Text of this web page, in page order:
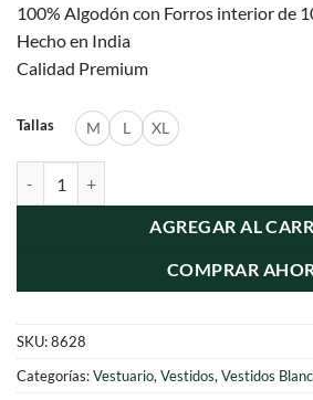
100% Algodón con Forros interior de
Hecho en India
Calidad Premium
Tallas M L XL
AGREGAR AL
COMPRAR
SKU:8628
Categorías:Vestuario,Vestidos,Vestidos